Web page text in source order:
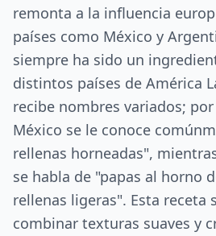
remonta a la influencia
países como México y
siempre ha sido un
distintos países de América
recibe nombres variados;
México se le conoce
rellenas horneadas",
se habla de "papas al horno
rellenas ligeras". Esta receta
combinar texturas suaves y